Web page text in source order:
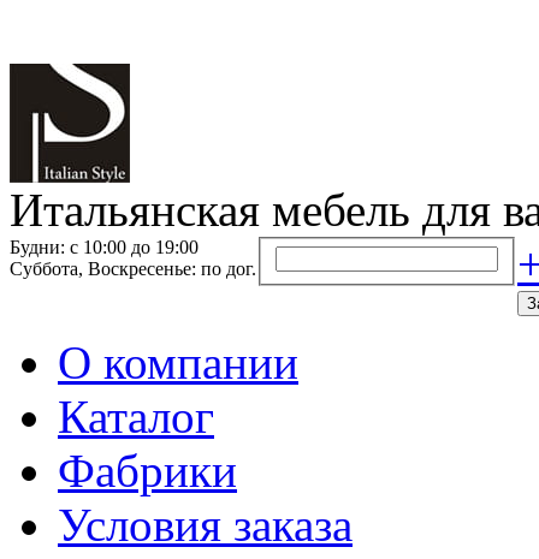
Итальянская мебель для
Будни: с 10:00 до 19:00
Суббота, Воскресенье: по дог.
О компании
Каталог
Фабрики
Условия заказа